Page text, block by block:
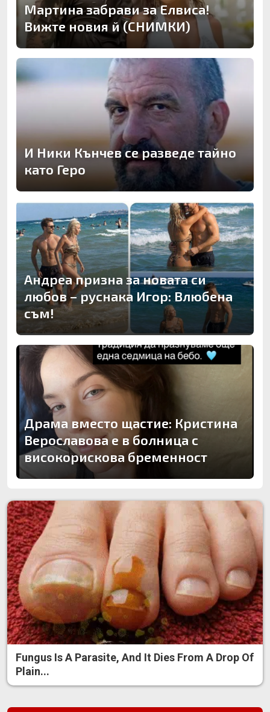
Мартина забрави за Елвиса!
Вижте новия й (СНИМКИ)
И Ники Кънчев се разведе тайно
като Геро
Андреа призна за новата си
любов – руснака Игор: Влюбена
съм!
Драма вместо щастие: Кристина
Верославова е в болница с
високорискова бременност
Fungus Is A Parasite, And It Dies From A Drop Of
Plain...